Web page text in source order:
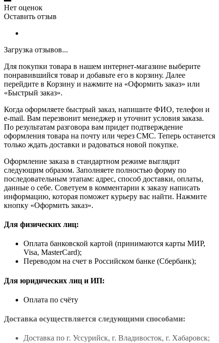
Нет оценок
Оставить отзыв
Загрузка отзывов...
Для покупки товара в нашем интернет-магазине выберите
понравившийся товар и добавьте его в корзину. Далее
перейдите в Корзину и нажмите на «Оформить заказ» или
«Быстрый заказ».
Когда оформляете быстрый заказ, напишите ФИО, телефон и
e-mail. Вам перезвонит менеджер и уточнит условия заказа.
По результатам разговора вам придет подтверждение
оформления товара на почту или через СМС. Теперь останется
только ждать доставки и радоваться новой покупке.
Оформление заказа в стандартном режиме выглядит
следующим образом. Заполняете полностью форму по
последовательным этапам: адрес, способ доставки, оплаты,
данные о себе. Советуем в комментарии к заказу написать
информацию, которая поможет курьеру вас найти. Нажмите
кнопку «Оформить заказ».
Для физических лиц:
Оплата банковской картой (принимаются карты МИР,
Visa, MasterCard);
Переводом на счет в Российском банке (Сбербанк);
Для юридических лиц и ИП:
Оплата по счёту
Доставка осуществляется следующими способами:
Доставка по г. Уссурийск, г. Владивосток, г. Хабаровск;